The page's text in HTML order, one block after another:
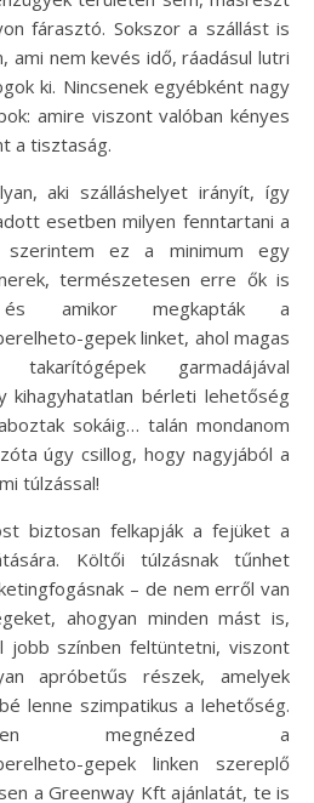
fárasztó. Sokszor a szállást is
ami nem kevés idő, ráadásul lutri
ki. Nincsenek egyébként nagy
amire viszont valóban kényes
a tisztaság.
aki szálláshelyet irányít, így
esetben milyen fenntartani a
ez a minimum egy
természetesen erre ők is
amikor megkapták a
gepek linket, ahol magas
garmadájával
kihagyhatatlan bérleti lehetőség
sokáig… talán mondanom
úgy csillog, hogy nagyjából a
túlzással!
biztosan felkapják a fejüket a
Költői túlzásnak tűnhet
– de nem erről van
ahogyan minden mást is,
jobb színben feltüntetni, viszont
apróbetűs részek, amelyek
lenne szimpatikus a lehetőség.
megnézed a
gepek linken szereplő
a Greenway Kft ajánlatát, te is